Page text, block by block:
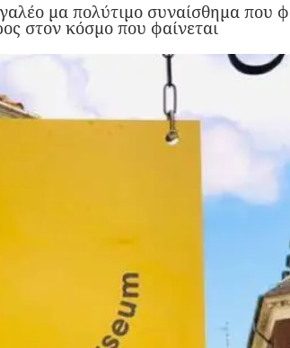
μα πολύτιμο συναίσθημα που
στον κόσμο που φαίνεται